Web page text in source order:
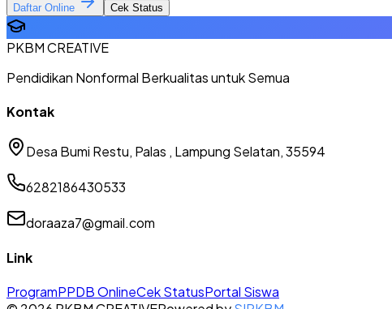
Daftar Online Cek Status
PKBM CREATIVE
Pendidikan Nonformal Berkualitas untuk Semua
Kontak
Desa Bumi Restu, Palas , Lampung Selatan, 35594
6282186430533
doraaza7@gmail.com
Link
ProgramPPDB OnlineCek StatusPortal Siswa